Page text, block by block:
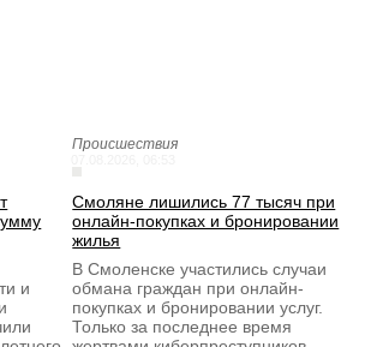
и
Происшествия
Смоляне лишились 77 тысяч при
онлайн-покупках и бронировании
жилья
В Смоленске участились случаи
обмана граждан при онлайн-
покупках и бронировании услуг.
Только за последнее время